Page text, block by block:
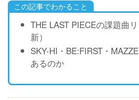
この記事でわかること
THE LAST PIECEの課題曲
新）
SKY-HI・BE:FIRST・
あるのか